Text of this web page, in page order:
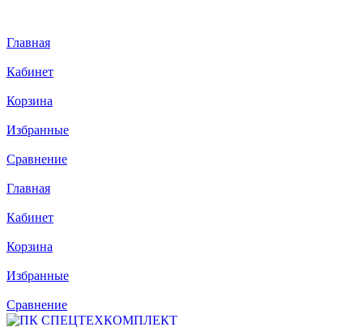
Главная
Кабинет
Корзина
Избранные
Сравнение
Главная
Кабинет
Корзина
Избранные
Сравнение